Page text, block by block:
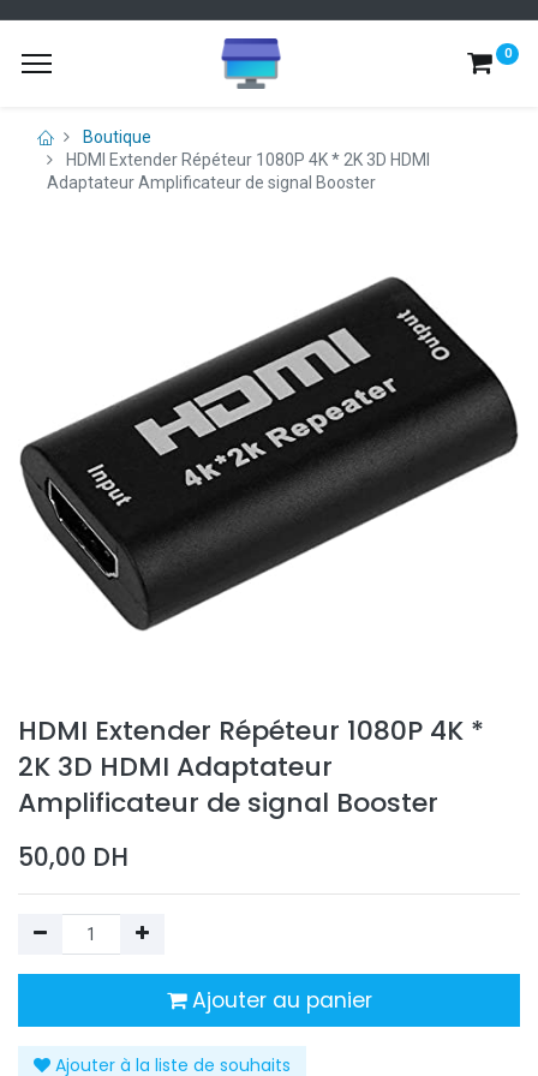
0
Boutique
HDMI Extender Répéteur 1080P 4K * 2K 3D HDMI
Adaptateur Amplificateur de signal Booster
HDMI Extender Répéteur 1080P 4K *
2K 3D HDMI Adaptateur
Amplificateur de signal Booster
50,00 DH
Ajouter au panier
Ajouter à la liste de souhaits